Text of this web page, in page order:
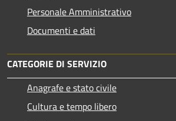
Personale Amministrativo
Documenti e dati
CATEGORIE DI SERVIZIO
Anagrafe e stato civile
Cultura e tempo libero